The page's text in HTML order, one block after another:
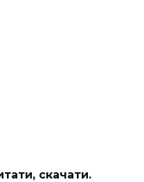
скачати.